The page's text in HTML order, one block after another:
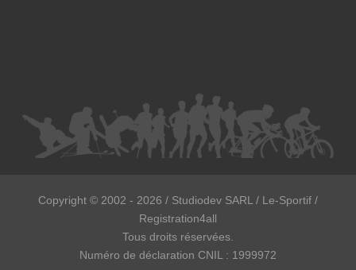
Copyright © 2002 - 2026 / Studiodev SARL / Le-Sportif /
Registration4all
Tous droits réservées.
Numéro de déclaration CNIL : 1999972